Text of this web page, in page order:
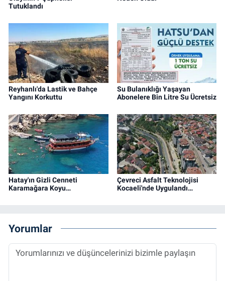
Tutuklandı
Reyhanlı'da Lastik ve Bahçe
Yangını Korkuttu
Su Bulanıklığı Yaşayan
Abonelere Bin Litre Su Ücretsiz
Hatay'ın Gizli Cenneti
Karamağara Koyu…
Çevreci Asfalt Teknolojisi
Kocaeli'nde Uygulandı…
Yorumlar